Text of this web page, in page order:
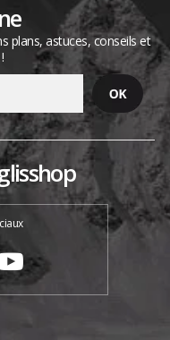
plans, astuces, conseils et